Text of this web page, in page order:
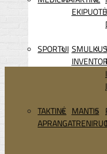
EKIPUOTĖ
SPORTUI SMULKUS
TAKTINĖ
APRANGA
MANTIS